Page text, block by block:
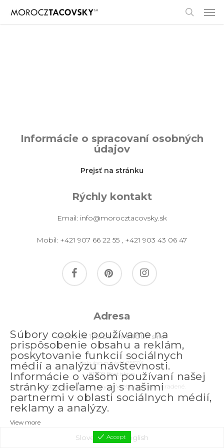
Informácie o spracovaní osobných
údajov
Prejsť na stránku
Rýchly kontakt
Email: info@morocztacovsky.sk
Mobil: +421 907 66 22 55 , +421 903 43 06 47
facebook pinterest instagram
Adresa
MOROCZ TACOVSKY GROUP s.r.o.
Jakubovo nám. 2557/4
811 09 Bratislava
© 2026 morocztacovsky.sk. Všetky práva vyhradené.
Súbory cookie používame na
prispôsobenie obsahu a reklám,
poskytovanie funkcií sociálnych
médií a analýzu návštevnosti.
Informácie o vašom používaní našej
stránky zdieľame aj s našimi
partnermi v oblasti sociálnych médií,
reklamy a analýzy.
View more
Accept
Slovenčina English